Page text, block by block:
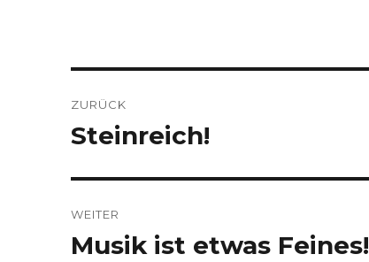
ZURÜCK
Vorheriger
Steinreich!
WEITER
Nächster
Musik ist etwas Feines!